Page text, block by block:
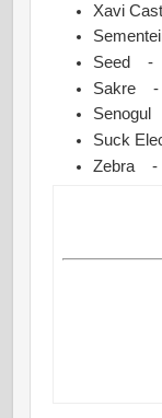
Xavi
Seed -
Sakre -
Suck
Zebra -